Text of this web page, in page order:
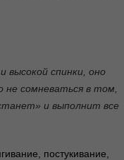
высокой спинки, оно
не сомневаться в том,
и выполнит все
постукивание,